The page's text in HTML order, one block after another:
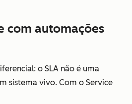
com automações
o SLA não é uma
sistema vivo. Com o Service